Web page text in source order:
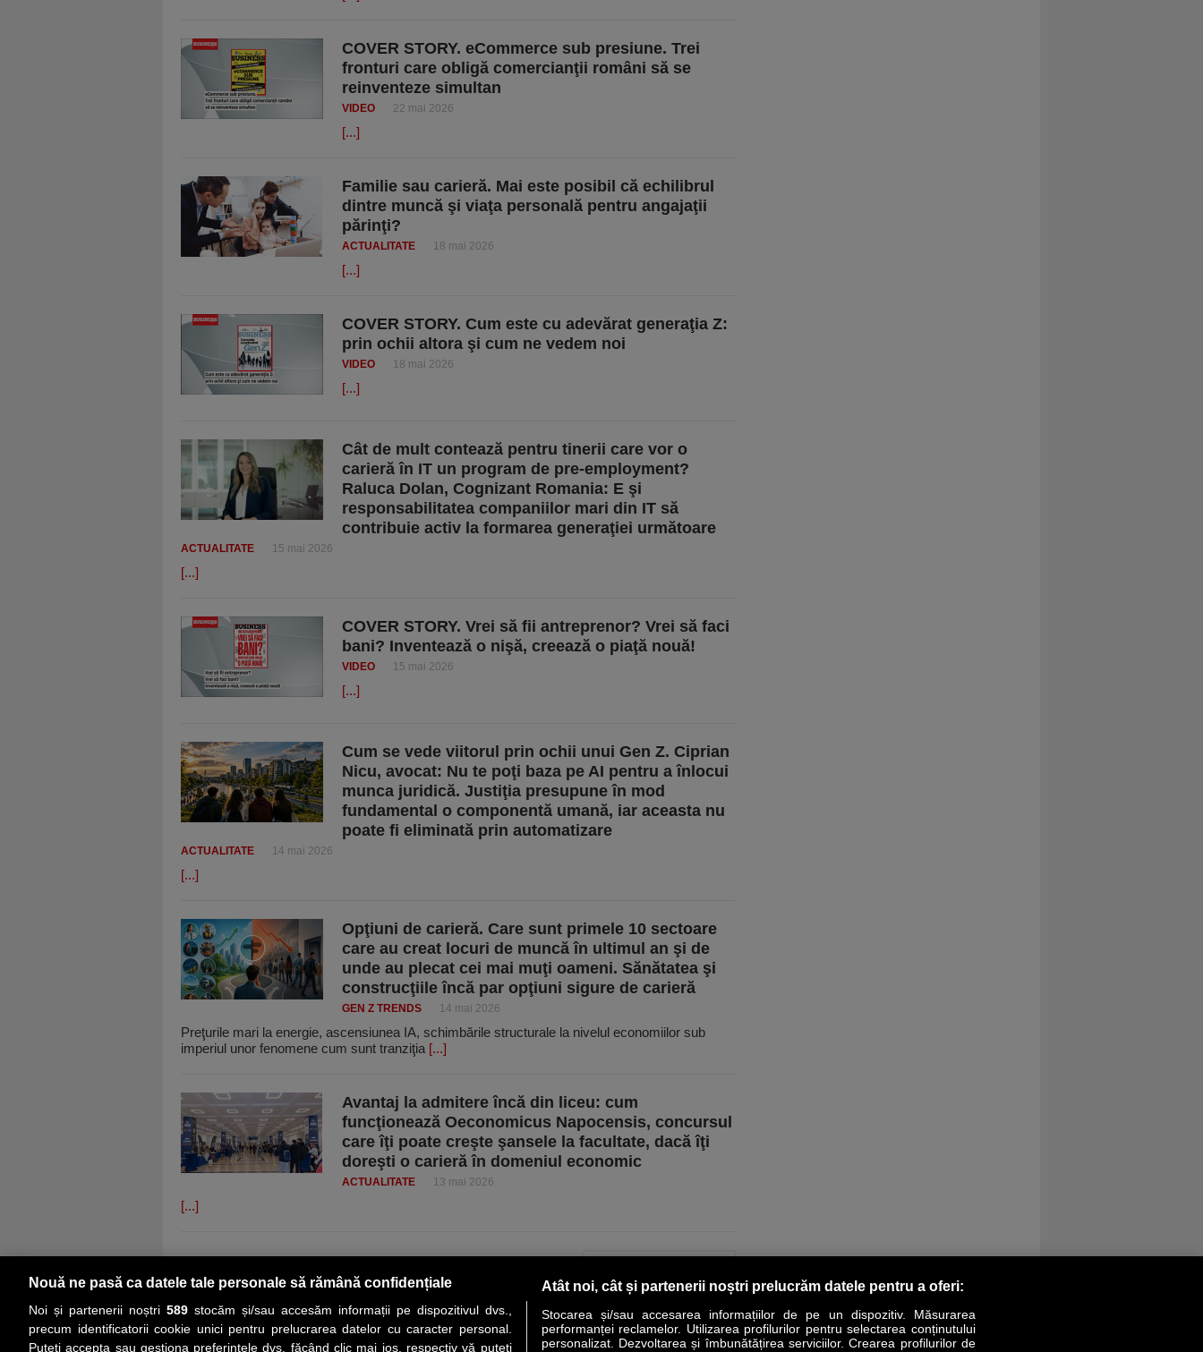
COVER STORY. eCommerce sub presiune. Trei
fronturi care obligă comercianţii români să se
reinventeze simultan
VIDEO 22 mai 2026
[...]
Familie sau carieră. Mai este posibil că echilibrul
dintre muncă şi viaţa personală pentru angajaţii
părinţi?
ACTUALITATE 18 mai 2026
[...]
COVER STORY. Cum este cu adevărat generaţia Z:
prin ochii altora şi cum ne vedem noi
VIDEO 18 mai 2026
[...]
Cât de mult contează pentru tinerii care vor o
carieră în IT un program de pre-employment?
Raluca Dolan, Cognizant Romania: E şi
responsabilitatea companiilor mari din IT să
contribuie activ la formarea generaţiei următoare
ACTUALITATE 15 mai 2026
[...]
COVER STORY. Vrei să fii antreprenor? Vrei să faci
bani? Inventează o nişă, creează o piaţă nouă!
VIDEO 15 mai 2026
[...]
Cum se vede viitorul prin ochii unui Gen Z. Ciprian
Nicu, avocat: Nu te poţi baza pe AI pentru a înlocui
munca juridică. Justiţia presupune în mod
fundamental o componentă umană, iar aceasta nu
poate fi eliminată prin automatizare
ACTUALITATE 14 mai 2026
[...]
Opţiuni de carieră. Care sunt primele 10 sectoare
care au creat locuri de muncă în ultimul an şi de
unde au plecat cei mai muţi oameni. Sănătatea şi
construcţiile încă par opţiuni sigure de carieră
GEN Z TRENDS 14 mai 2026
Preţurile mari la energie, ascensiunea IA, schimbările structurale la nivelul econo­miilor sub
imperiul unor fenomene cum sunt tranziţia [...]
Avantaj la admitere încă din liceu: cum
funcţionează Oeconomicus Napocensis, concursul
care îţi poate creşte şansele la facultate, dacă îţi
doreşti o carieră în domeniul economic
ACTUALITATE 13 mai 2026
[...]
Nouă ne pasă ca datele tale personale să rămână confidențiale
Noi și partenerii noștri 589stocăm și/sau accesăm informații pe dispozitivul dvs.,
precum identificatorii cookie unici pentru prelucrarea datelor cu caracter personal.
Puteți accepta sau gestiona preferințele dvs. făcând clic mai jos, respectiv vă puteți
Atât noi, cât și partenerii noștri prelucrăm datele pentru a oferi:
Stocarea și/sau accesarea informațiilor de pe un dispozitiv. Măsurarea
performanței reclamelor. Utilizarea profilurilor pentru selectarea conținutului
personalizat. Dezvoltarea și îmbunătățirea serviciilor. Crearea profilurilor de